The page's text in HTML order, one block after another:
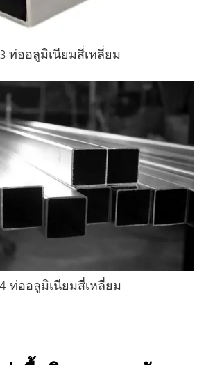
ท่ออลูมิเนียมสี่เหลี่ยม
ท่ออลูมิเนียมสี่เหลี่ยม